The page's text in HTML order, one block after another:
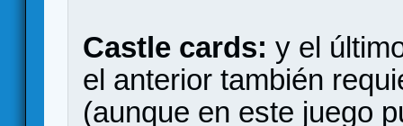
Castle cards: y el
el anterior también
(aunque en este juego